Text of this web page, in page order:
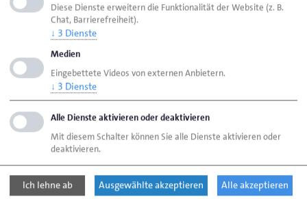
Seite drucken
aktualisiert am 01. Juni 2026
Handwerkskammer Flensburg
Ansprechpartner
Personen
Sopha, Joachim
Handwerkskammer Flensburg
Johanniskirchhof 1-7
24937 Flensburg
Diese Dienste erweitern die Funktionalität der Website (z. B.
Chat, Barrierefreiheit).
↓ 3 Dienste
Medien
Eingebettete Videos von externen Anbietern.
↓ 3 Dienste
Alle Dienste aktivieren oder deaktivieren
Mit diesem Schalter können Sie alle Dienste aktivieren oder
deaktivieren.
Ich lehne ab Ausgewählte akzeptieren Alle akzeptieren